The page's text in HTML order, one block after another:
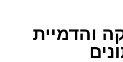
והדמיית